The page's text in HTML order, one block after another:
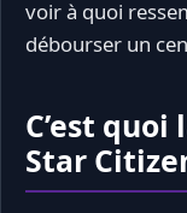
voir à quoi
débourser un
C’est quoi
Star